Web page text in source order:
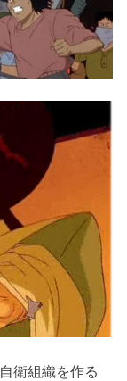
衛組織を作る